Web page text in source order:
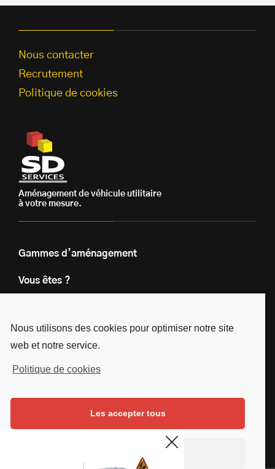
Nous utilisons des cookies pour optimiser notre site
web et notre service.
Politique de cookies
Les accepter tous
Nous contacter
Recrutement
Politique de cookies
Aménagement de véhicule utilitaire
à votre mesure.
Gammes d’aménagement
Vous êtes ?
Le groupe
Instagram
Linkedin
Youtube